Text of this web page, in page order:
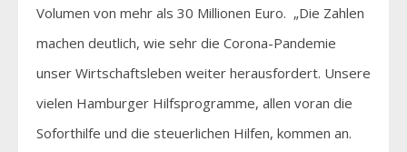
Volumen von mehr als 30 Millionen Euro. „Die Zahlen
machen deutlich, wie sehr die Corona-Pandemie
unser Wirtschaftsleben weiter herausfordert. Unsere
vielen Hamburger Hilfsprogramme, allen voran die
Soforthilfe und die steuerlichen Hilfen, kommen an.